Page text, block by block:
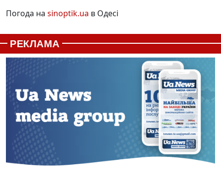
Погода на sinoptik.ua в Одесі
РЕКЛАМА